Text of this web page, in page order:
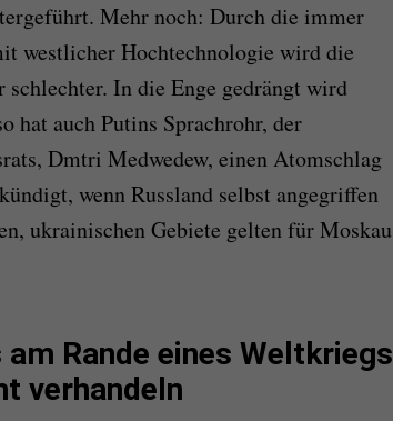
Mehr noch: Durch die immer
westlicher Hochtechnologie wird die
In die Enge gedrängt wird
hat auch Putins Sprachrohr, der
Dmtri Medwedew, einen Atomschlag
wenn Russland selbst angegriffen
ukrainischen Gebiete gelten für Moskau
Rande eines Weltkriegs
verhandeln